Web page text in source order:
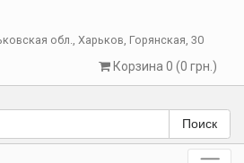
обл., Харьков, Горянская, 30
Корзина 0 (0 грн.)
Поиск